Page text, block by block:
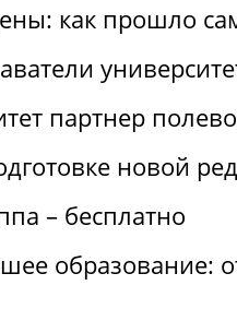
как прошло
партнер
новой
– бесплатно
образование: